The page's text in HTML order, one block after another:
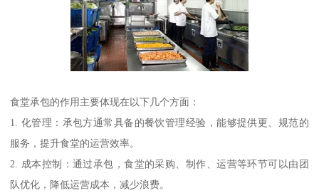
食堂承包的作用主要体现在以下几个方面：
1. 化管理：承包方通常具备的餐饮管理经验，能够提供更、规范的
服务，提升食堂的运营效率。
2. 成本控制：通过承包，食堂的采购、制作、运营等环节可以由团
队优化，降低运营成本，减少浪费。